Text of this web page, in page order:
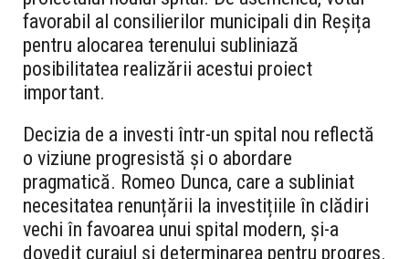
favorabil al consilierilor municipali din Reșița
pentru alocarea terenului subliniază
posibilitatea realizării acestui proiect
important.
Decizia de a investi într-un spital nou reflectă
o viziune progresistă și o abordare
pragmatică. Romeo Dunca, care a subliniat
necesitatea renunțării la investițiile în clădiri
vechi în favoarea unui spital modern, și-a
dovedit curajul și determinarea pentru progres.